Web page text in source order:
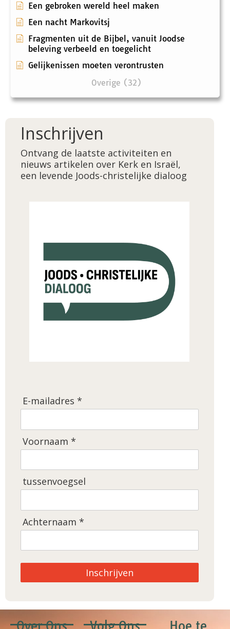
Een gebroken wereld heel maken
Een nacht Markovitsj
Fragmenten uit de Bijbel, vanuit Joodse
beleving verbeeld en toegelicht
Gelijkenissen moeten verontrusten
Overige (32)
Inschrijven
Ontvang de laatste activiteiten en
nieuws artikelen over Kerk en Israël,
een levende Joods-christelijke dialoog
E-mailadres *
Voornaam *
tussenvoegsel
Achternaam *
Inschrijven